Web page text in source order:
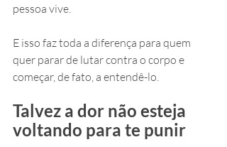
pessoa vive.
E isso faz toda a diferença para quem
quer parar de lutar contra o corpo e
começar, de fato, a entendê-lo.
Talvez a dor não esteja
voltando para te punir